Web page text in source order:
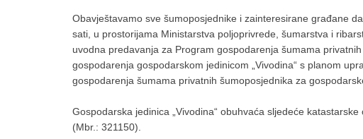
Obavještavamo sve šumoposjednike i zainteresirane građane
sati, u prostorijama Ministarstva poljoprivrede, šumarstva i
uvodna predavanja za Program gospodarenja šumama
gospodarenja gospodarskom jedinicom „Vivodina“ s planom
gospodarenja šumama privatnih šumoposjednika za
Gospodarska jedinica „Vivodina“ obuhvaća sljedeće
(Mbr.: 321150).